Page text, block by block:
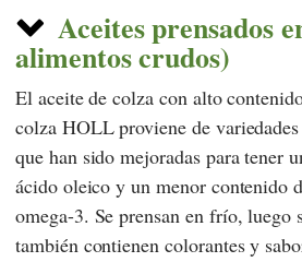
Aceites prensados
alimentos crudos)
El aceite de colza con alto
colza HOLL proviene de
que han sido mejoradas para tener
ácido oleico y un menor contenido
omega-3. Se prensan en frío, luego
también contienen colorantes y